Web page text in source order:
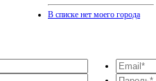
В списке нет моего города